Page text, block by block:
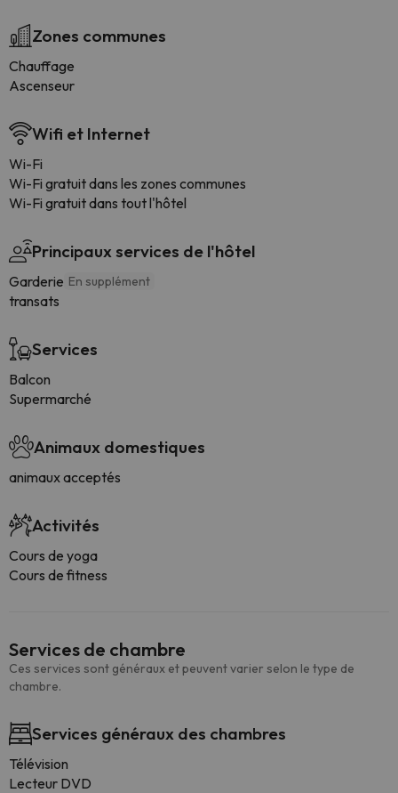
Zones communes
Chauffage
Ascenseur
Wifi et Internet
Wi-Fi
Wi-Fi gratuit dans les zones communes
Wi-Fi gratuit dans tout l'hôtel
Principaux services de l'hôtel
Garderie En supplément
transats
Services
Balcon
Supermarché
Animaux domestiques
animaux acceptés
Activités
Cours de yoga
Cours de fitness
Services de chambre
Ces services sont généraux et peuvent varier selon le type de
chambre.
Services généraux des chambres
Télévision
Lecteur DVD